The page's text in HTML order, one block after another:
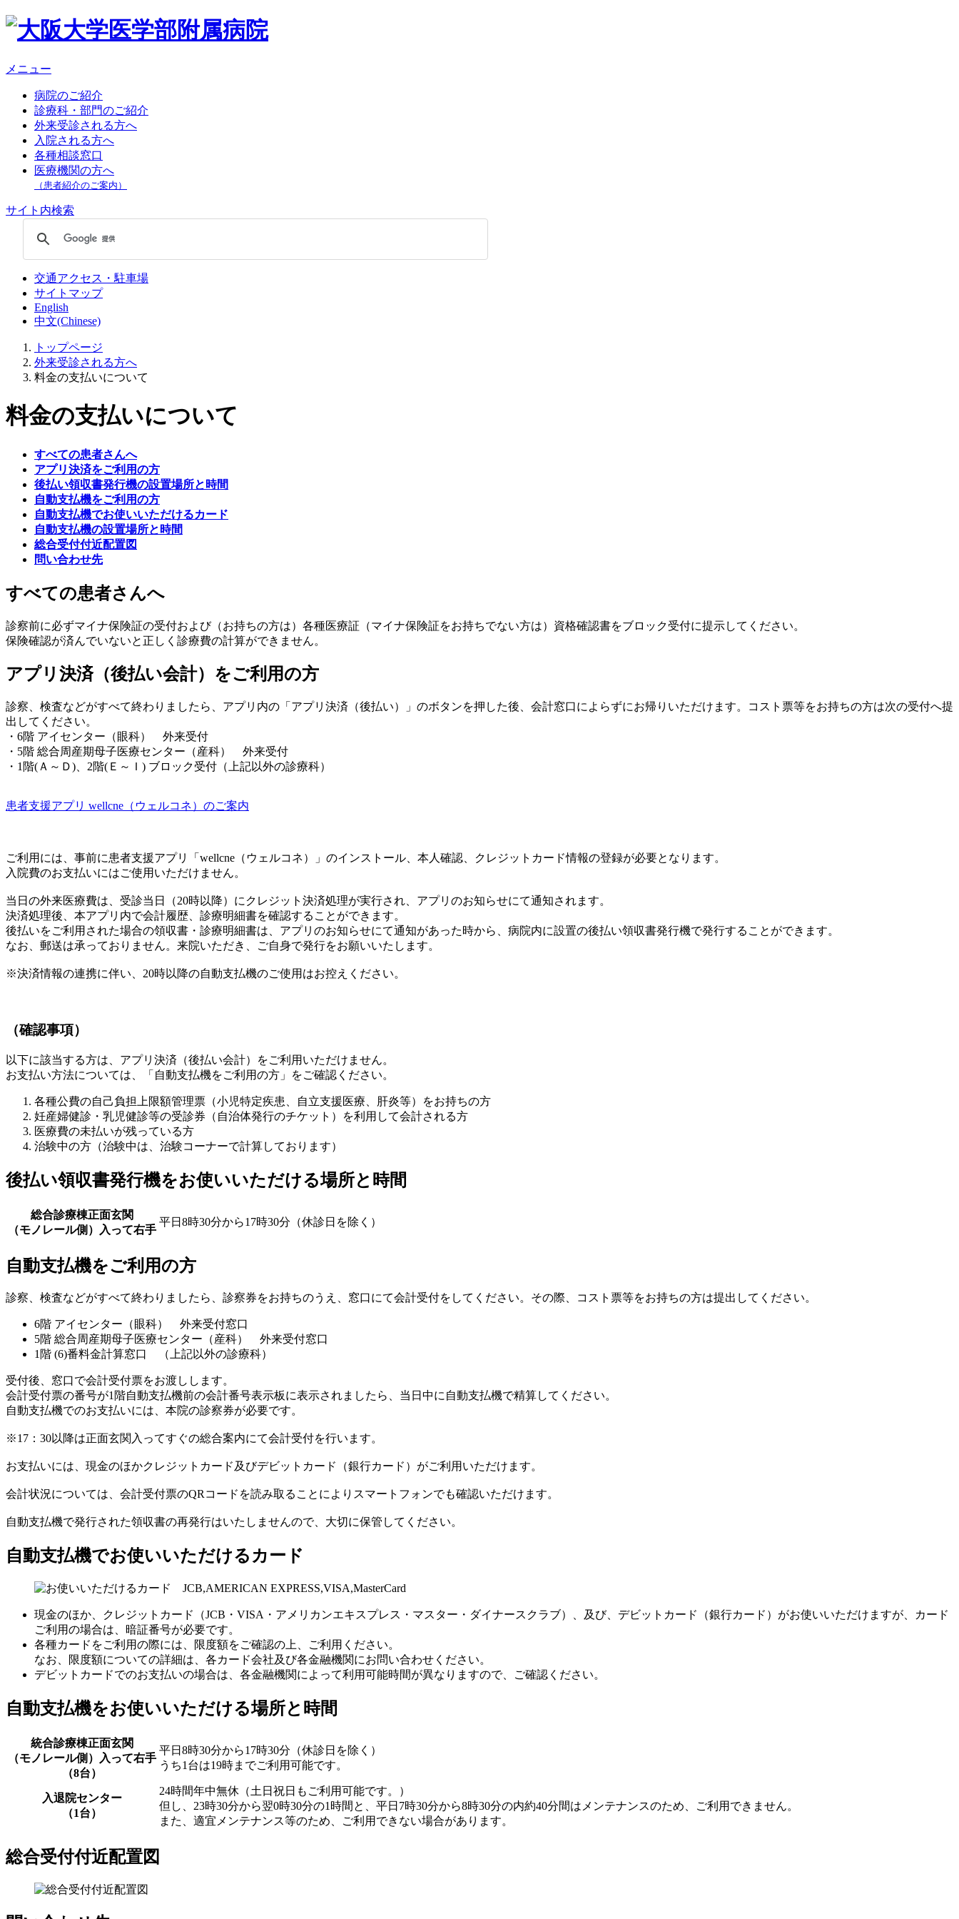
メニュー
病院のご紹介
診療科・部門のご紹介
外来受診される方へ
入院される方へ
各種相談窓口
医療機関の方へ
（患者紹介のご案内）
サイト内検索
交通アクセス・駐車場
サイトマップ
English
中文(Chinese)
トップページ
外来受診される方へ
料金の支払いについて
料金の支払いについて
すべての患者さんへ
アプリ決済をご利用の方
後払い領収書発行機の設置場所と時間
自動支払機をご利用の方
自動支払機でお使いいただけるカード
自動支払機の設置場所と時間
総合受付付近配置図
問い合わせ先
すべての患者さんへ
診察前に必ずマイナ保険証の受付および（お持ちの方は）各種医療証（マイナ保険証をお持ちでない方は）資格確認書をブロック受付に提示してください。
保険確認が済んでいないと正しく診療費の計算ができません。
アプリ決済（後払い会計）をご利用の方
診察、検査などがすべて終わりましたら、アプリ内の「アプリ決済（後払い）」のボタンを押した後、会計窓口によらずにお帰りいただけます。コスト票等をお持ちの方は次の受付へ提
出してください。
・6階 アイセンター（眼科） 外来受付
・5階 総合周産期母子医療センター（産科） 外来受付
・1階(Ａ～Ｄ)、2階(Ｅ～Ｉ) ブロック受付（上記以外の診療科）
患者支援アプリ wellcne（ウェルコネ）のご案内
ご利用には、事前に患者支援アプリ「wellcne（ウェルコネ）」のインストール、本人確認、クレジットカード情報の登録が必要となります。
入院費のお支払いにはご使用いただけません。
当日の外来医療費は、受診当日（20時以降）にクレジット決済処理が実行され、アプリのお知らせにて通知されます。
決済処理後、本アプリ内で会計履歴、診療明細書を確認することができます。
後払いをご利用された場合の領収書・診療明細書は、アプリのお知らせにて通知があった時から、病院内に設置の後払い領収書発行機で発行することができます。
なお、郵送は承っておりません。来院いただき、ご自身で発行をお願いいたします。
※決済情報の連携に伴い、20時以降の自動支払機のご使用はお控えください。
（確認事項）
以下に該当する方は、アプリ決済（後払い会計）をご利用いただけません。
お支払い方法については、「自動支払機をご利用の方」をご確認ください。
各種公費の自己負担上限額管理票（小児特定疾患、自立支援医療、肝炎等）をお持ちの方
妊産婦健診・乳児健診等の受診券（自治体発行のチケット）を利用して会計される方
医療費の未払いが残っている方
治験中の方（治験中は、治験コーナーで計算しております）
後払い領収書発行機をお使いいただける場所と時間
総合診療棟正面玄関
（モノレール側）入って右手
平日8時30分から17時30分（休診日を除く）
自動支払機をご利用の方
診察、検査などがすべて終わりましたら、診察券をお持ちのうえ、窓口にて会計受付をしてください。その際、コスト票等をお持ちの方は提出してください。
6階 アイセンター（眼科） 外来受付窓口
5階 総合周産期母子医療センター（産科） 外来受付窓口
1階 (6)番料金計算窓口 （上記以外の診療科）
受付後、窓口で会計受付票をお渡しします。
会計受付票の番号が1階自動支払機前の会計番号表示板に表示されましたら、当日中に自動支払機で精算してください。
自動支払機でのお支払いには、本院の診察券が必要です。
※17：30以降は正面玄関入ってすぐの総合案内にて会計受付を行います。
お支払いには、現金のほかクレジットカード及びデビットカード（銀行カード）がご利用いただけます。
会計状況については、会計受付票のQRコードを読み取ることによりスマートフォンでも確認いただけます。
自動支払機で発行された領収書の再発行はいたしませんので、大切に保管してください。
自動支払機でお使いいただけるカード
現金のほか、クレジットカード（JCB・VISA・アメリカンエキスプレス・マスター・ダイナースクラブ）、及び、デビットカード（銀行カード）がお使いいただけますが、カード
ご利用の場合は、暗証番号が必要です。
各種カードをご利用の際には、限度額をご確認の上、ご利用ください。
なお、限度額についての詳細は、各カード会社及び各金融機関にお問い合わせください。
デビットカードでのお支払いの場合は、各金融機関によって利用可能時間が異なりますので、ご確認ください。
自動支払機をお使いいただける場所と時間
統合診療棟正面玄関
（モノレール側）入って右手
（8台）
平日8時30分から17時30分（休診日を除く）
うち1台は19時までご利用可能です。
入退院センター
（1台）
24時間年中無休（土日祝日もご利用可能です。）
但し、23時30分から翌0時30分の1時間と、平日7時30分から8時30分の内約40分間はメンテナンスのため、ご利用できません。
また、適宜メンテナンス等のため、ご利用できない場合があります。
総合受付付近配置図